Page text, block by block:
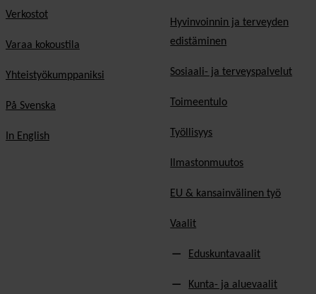
Verkostot
Varaa kokoustila
Yhteistyökumppaniksi
På Svenska
In English
Hyvinvoinnin ja terveyden
edistäminen
Sosiaali- ja terveyspalvelut
Toimeentulo
Työllisyys
Ilmastonmuutos
EU & kansainvälinen työ
Vaalit
Eduskuntavaalit
Kunta- ja aluevaalit